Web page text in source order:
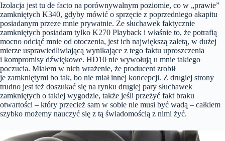
Izolacja jest tu de facto na porównywalnym poziomie, co w „prawie”
zamkniętych K340, gdyby mówić o sprzęcie z poprzedniego akapitu
posiadanym przeze mnie prywatnie. Ze słuchawek faktycznie
zamkniętych posiadam tylko K270 Playback i właśnie to, że potrafią
mocno odciąć mnie od otoczenia, jest ich największą zaletą, w dużej
mierze usprawiedliwiającą wynikające z tego faktu uproszczenia
i kompromisy dźwiękowe. HD10 nie wywołują u mnie takiego
poczucia. Miałem w nich wrażenie, że producent zrobił
je zamkniętymi bo tak, bo nie miał innej koncepcji. Z drugiej strony
trudno jest też doszukać się na rynku drugiej pary słuchawek
zamkniętych o takiej wygodzie, także jeśli przeżyć fakt braku
otwartości – który przecież sam w sobie nie musi być wadą – całkiem
szybko możemy nauczyć się z tą świadomością z nimi żyć.